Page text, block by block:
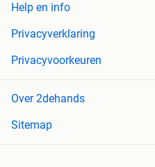
Help en info
Privacyverklaring
Privacyvoorkeuren
Over 2dehands
Sitemap